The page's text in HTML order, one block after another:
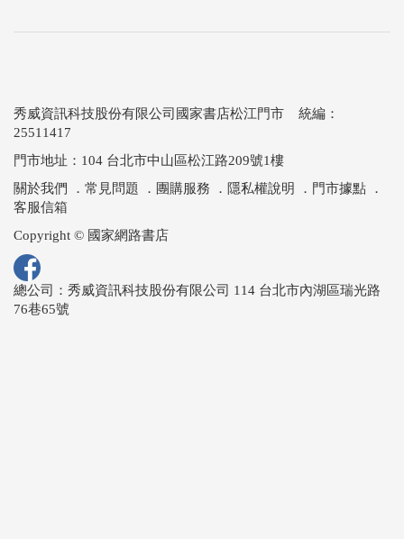
秀威資訊科技股份有限公司國家書店松江門市 統編：
25511417
門市地址：104 台北市中山區松江路209號1樓
關於我們 ． 常見問題 ． 團購服務 ． 隱私權說明 ． 門市據點 ．
客服信箱
Copyright © 國家網路書店
總公司：秀威資訊科技股份有限公司 114 台北市內湖區瑞光路
76巷65號